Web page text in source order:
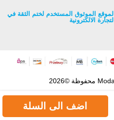
اضف الى السلة
الموقع الموثوق المستخدم لختم الثقة في
التجارة الالكترونية
Prepared by
.